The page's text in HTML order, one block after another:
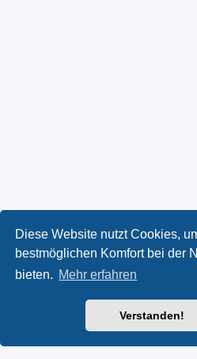
Diese Website nutzt Cookies,
bestmöglichen Komfort bei der
bieten. Mehr erfahren
Verstanden!